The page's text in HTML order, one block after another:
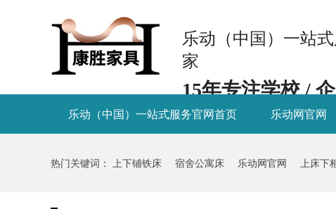
乐动（中国）一站
家
15年专注学校 /
乐动（中国）一站式服务官网首页 乐动网官网
热门关键词： 上下铺铁床 宿舍公寓床 乐动网官网 上床下